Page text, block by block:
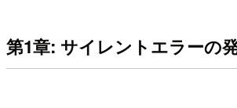
第1章: サイレントエラーの